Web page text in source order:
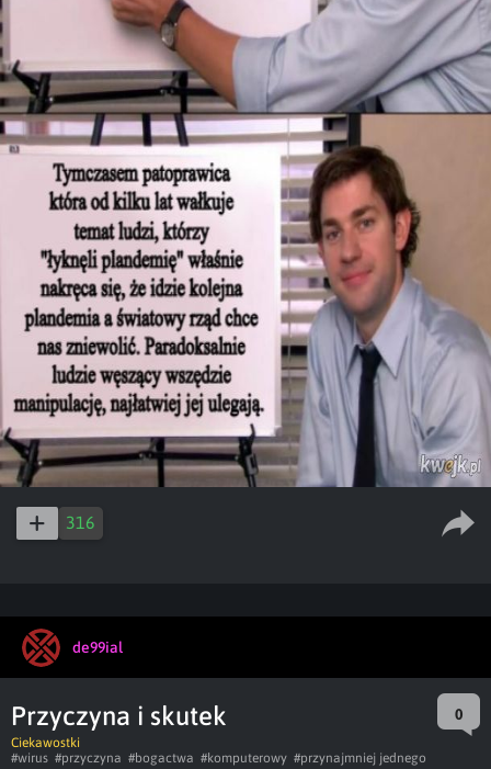
316
de99ial
Przyczyna i skutek 0
Ciekawostki
#wirus #przyczyna #bogactwa #komputerowy #przynajmniej jednego